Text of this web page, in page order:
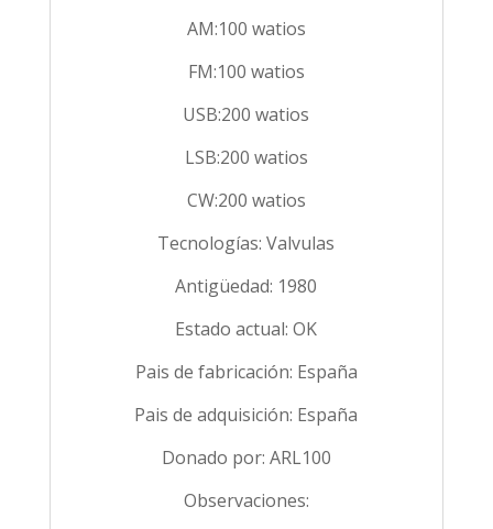
AM:100 watios
FM:100 watios
USB:200 watios
LSB:200 watios
CW:200 watios
Tecnologías: Valvulas
Antigüedad: 1980
Estado actual: OK
Pais de fabricación: España
Pais de adquisición: España
Donado por: ARL100
Observaciones: